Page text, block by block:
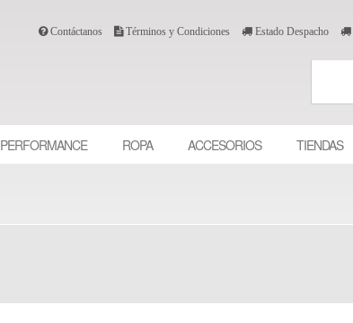
Contáctanos Términos y Condiciones Estado Despacho
PERFORMANCE ROPA ACCESORIOS TIENDAS